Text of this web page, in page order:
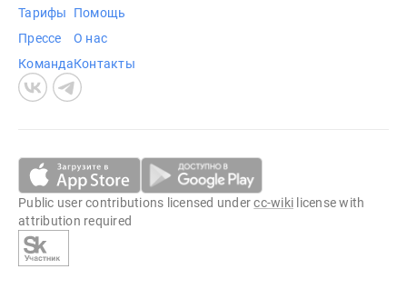
Тарифы
Прессе
Команда
Помощь
О нас
Контакты
Public user contributions licensed undercc-wiki license with
attribution required